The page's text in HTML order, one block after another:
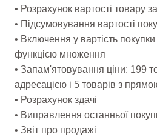
• Розрахунок вартості товару
• Підсумовування вартості
• Включення у вартість
функцією множення
• Запам'ятовування ціни: 199
адресацією і 5 товарів з
• Розрахунок здачі
• Виправлення останньої
• Звіт про продажі